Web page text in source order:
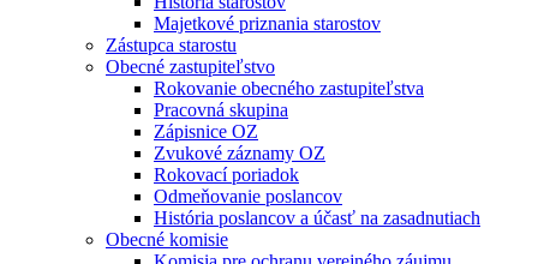
Majetkové priznania starostov
Zástupca starostu
Obecné zastupiteľstvo
Rokovanie obecného zastupiteľstva
Pracovná skupina
Zápisnice OZ
Zvukové záznamy OZ
Rokovací poriadok
Odmeňovanie poslancov
História poslancov a účasť na zasadnutiach
Obecné komisie